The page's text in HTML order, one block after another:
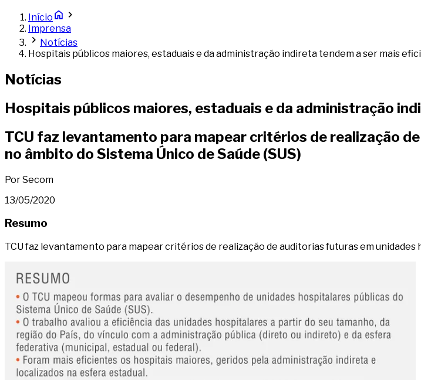
Início
Imprensa
Notícias
Hospitais públicos maiores, estaduais e da administração indireta tendem a ser mais
Notícias
Hospitais públicos maiores, estaduais e da administração
TCU faz levantamento para mapear critérios de realização
no âmbito do Sistema Único de Saúde (SUS)
Por Secom
13/05/2020
Resumo
TCU faz levantamento para mapear critérios de realização de auditorias futuras em unidades